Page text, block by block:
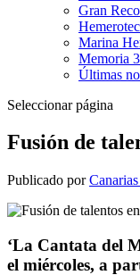
Gran
Marina
Memoria
Últimas
Seleccionar página
Fusión de
Publicado por
‘La Cantata del
el miércoles, a